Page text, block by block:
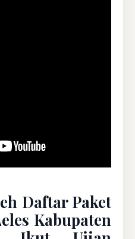
Daftar Paket
Kabupaten